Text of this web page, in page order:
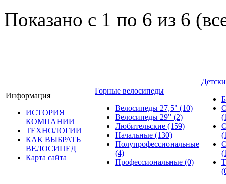
Показано с 1 по 6 из 6
Информация
ИСТОРИЯ
КОМПАНИИ
ТЕХНОЛОГИИ
КАК ВЫБРАТЬ
ВЕЛОСИПЕД
Карта сайта
Горные велосипеды
Велосипеды 27,5" (10)
Велосипеды 29" (2)
Любительские (159)
Начальные (130)
Полупрофессиональные
(4)
Профессиональные (0)